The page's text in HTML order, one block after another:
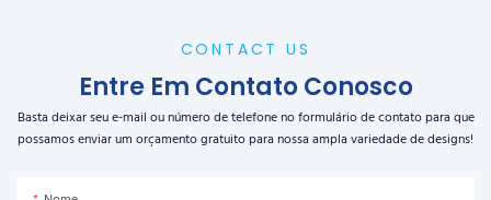
CONTACT US
Entre Em Contato Conosco
Basta deixar seu e-mail ou número de telefone no formulário de contato para que
possamos enviar um orçamento gratuito para nossa ampla variedade de designs!